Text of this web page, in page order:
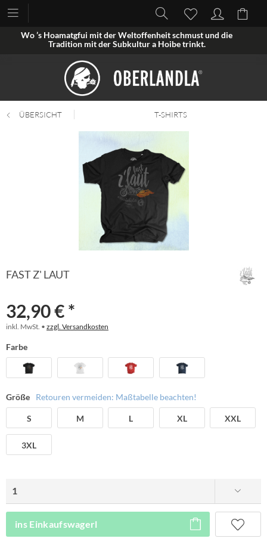
Wo ’s Hoamatgfui mit der Weltoffenheit schmust und die
Tradition mit der Subkultur a Hoibe trinkt.
ÜBERSICHT T-SHIRTS
FAST Z' LAUT
32,90 € *
inkl. MwSt. • zzgl. Versandkosten
Farbe
Größe Retouren vermeiden: Maßtabelle beachten!
S M L XL XXL
3XL
ins Einkaufswagerl